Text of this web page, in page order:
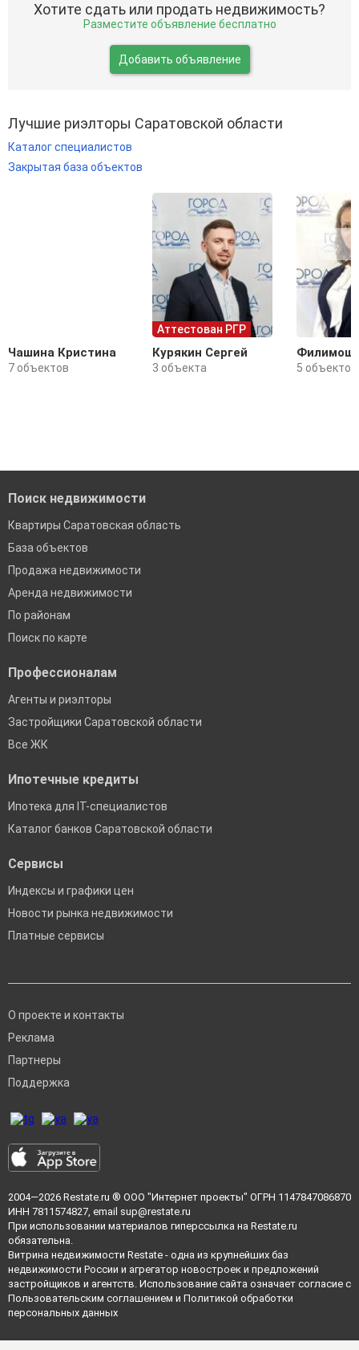
Хотите сдать или продать недвижимость?
Разместите объявление бесплатно
Добавить объявление
Лучшие риэлторы Саратовской области
Каталог специалистов
Закрытая база объектов
Чашина Кристина
7 объектов
Аттестован РГР
Курякин Сергей
3 объекта 5 объектов
Поиск недвижимости
Квартиры Саратовская область
База объектов
Продажа недвижимости
Аренда недвижимости
По районам
Поиск по карте
Профессионалам
Агенты и риэлторы
Застройщики Саратовской области
Все ЖК
Ипотечные кредиты
Ипотека для IT-специалистов
Каталог банков Саратовской области
Сервисы
Индексы и графики цен
Новости рынка недвижимости
Платные сервисы
О проекте и контакты
Реклама
Партнеры
Поддержка
2004—2026 Restate.ru ® ООО "Интернет проекты" ОГРН 1147847086870
ИНН 7811574827, email sup@restate.ru
При использовании материалов гиперссылка на Restate.ru
обязательна.
Витрина недвижимости Restate - одна из крупнейших баз
недвижимости России и агрегатор новостроек и предложений
застройщиков и агентств. Использование сайта означает согласие с
Пользовательским соглашением и Политикой обработки
персональных данных